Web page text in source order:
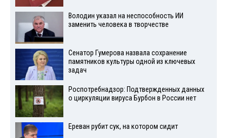
Володин указал на неспособность ИИ
заменить человека в творчестве
Сенатор Гумерова назвала сохранение
памятников культуры одной из ключевых
задач
Роспотребнадзор: Подтвержденных данных
о циркуляции вируса Бурбон в России нет
Ереван рубит сук, на котором сидит